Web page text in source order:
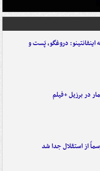
اینفانتینو: دروغگو، پَست‌ و
در برزیل +فیلم
از استقلال جدا شد